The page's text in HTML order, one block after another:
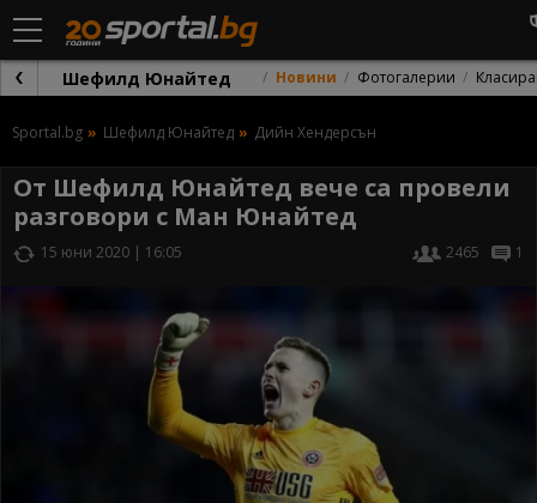
Шефилд Юнайтед Новини Фотогалерии
Sportal.bg Шефилд Юнайтед Дийн Хендерсън
От Шефилд Юнайтед вече са провели
разговори с Ман Юнайтед
15 юни 2020 | 16:05 2465 1